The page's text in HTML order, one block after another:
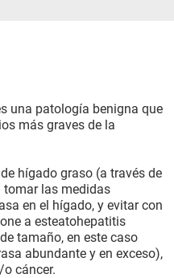
una patología benigna que
más graves de la
hígado graso (a través de
tomar las medidas
en el hígado, y evitar con
a esteatohepatitis
tamaño, en este caso
abundante y en exceso),
cáncer.